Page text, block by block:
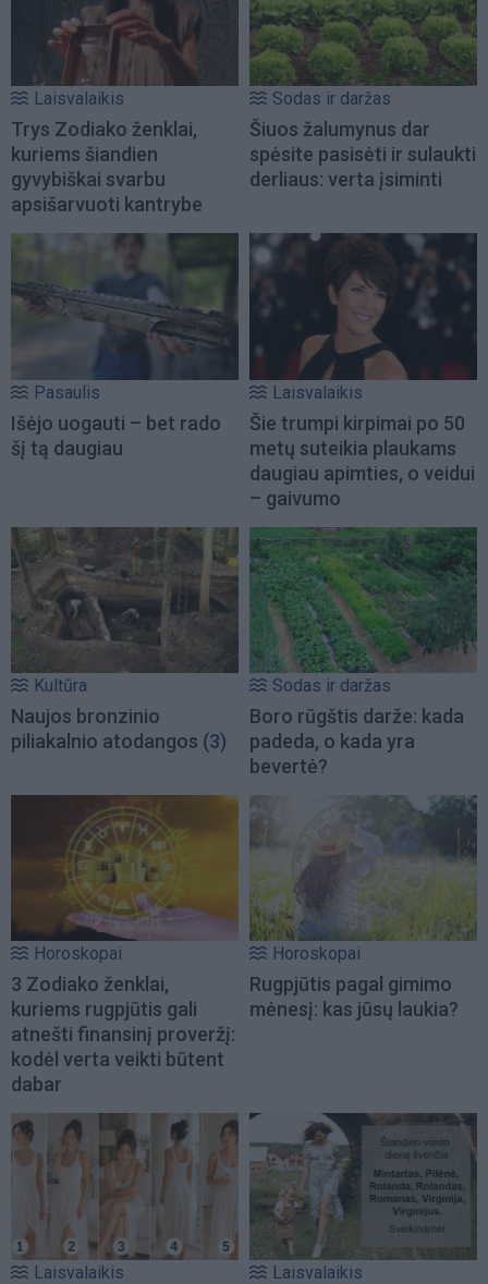
Laisvalaikis
Trys Zodiako ženklai,
kuriems šiandien
gyvybiškai svarbu
apsišarvuoti kantrybe
Sodas ir daržas
Šiuos žalumynus dar
spėsite pasisėti ir sulaukti
derliaus: verta įsiminti
Pasaulis
Išėjo uogauti – bet rado
šį tą daugiau
Laisvalaikis
Šie trumpi kirpimai po 50
metų suteikia plaukams
daugiau apimties, o veidui
– gaivumo
Kultūra
Naujos bronzinio
piliakalnio atodangos (3)
Sodas ir daržas
Boro rūgštis darže: kada
padeda, o kada yra
bevertė?
Horoskopai
3 Zodiako ženklai,
kuriems rugpjūtis gali
atnešti finansinį proveržį:
kodėl verta veikti būtent
dabar
Horoskopai
Rugpjūtis pagal gimimo
mėnesį: kas jūsų laukia?
Laisvalaikis Laisvalaikis